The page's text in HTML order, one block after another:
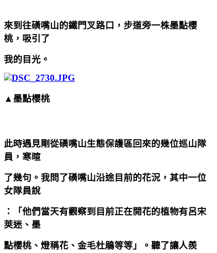
來到往磺嘴山的鐵門叉路口，步道旁一株墨點櫻
桃，吸引了
我的目光。
▲墨點櫻桃
此時遇見剛從磺嘴山生態保護區回來的幾位巡山隊
員，寒暄
了幾句。我問了磺嘴山沿途目前的花況，其中一位
女隊員說
：「他們當天有觀察到目前正在開花的植物有呂宋
莢迷、墨
點櫻桃、燈稱花、金毛杜鵑等等」。聽了讓人羨